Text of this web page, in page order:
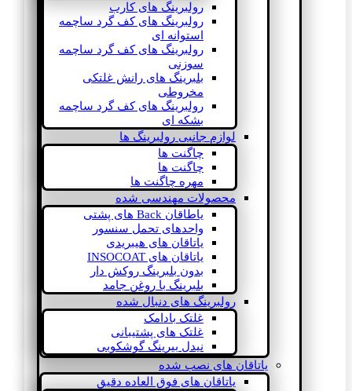
رولبرینگ های کارب
رولبرینگ های کف گرد ساچمه
استوانه ای
رولبرینگ های کف گرد ساچمه
سوزنی
بلبرینگ های رانش غلتکی
مخروطی
رولبرینگ های کف گرد ساچمه
بشکه ای
لوازم جانبی رولبرینگ ها
چاگنت ها
چاگنت ها
مهره چاگنت ها
محصولات مهندسی شده
یاطاقان Back های پشتی
واحدهای تحمل سنسور
یاتاقان های هیبریدی
یاتاقان های INSOCOAT
بدون بلبرینگ روکش دار
بلبرینگ با روغن جامد
رولبرینگ های دنبال شده
غلتک بادامک
غلتک های پشتیبانی
نیدل بیرینگ گوشکوبی
یاتاقان های نصب شده
یاتاقان های فوق العاده دقیق